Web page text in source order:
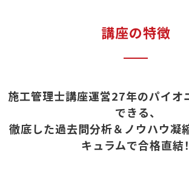
講座の特徴
施工管理士講座運営27年のパイオ
できる、
徹底した過去問分析＆ノウハウ凝
キュラムで合格直結！